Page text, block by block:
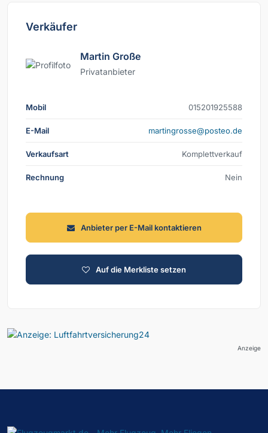
Verkäufer
Martin Große
Privatanbieter
Mobil 885529102510
E-Mail ed.oetsop@essorgnitram
Verkaufsart Komplettverkauf
Rechnung Nein
Anbieter per E-Mail kontaktieren
Auf die Merkliste setzen
Anzeige